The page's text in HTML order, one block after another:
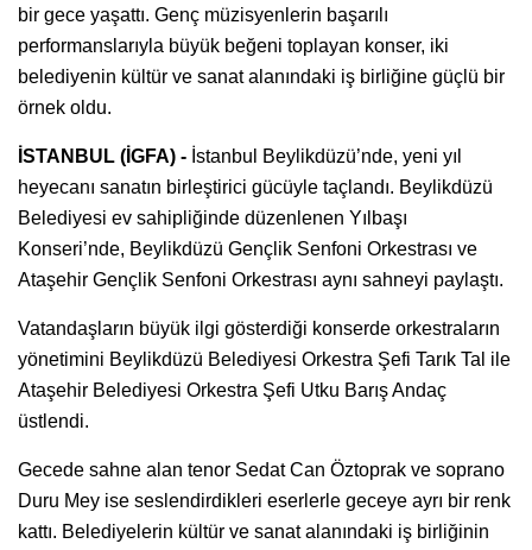
bir gece yaşattı. Genç müzisyenlerin başarılı
performanslarıyla büyük beğeni toplayan konser, iki
belediyenin kültür ve sanat alanındaki iş birliğine güçlü bir
örnek oldu.
İSTANBUL (İGFA) - İstanbul Beylikdüzü’nde, yeni yıl
heyecanı sanatın birleştirici gücüyle taçlandı. Beylikdüzü
Belediyesi ev sahipliğinde düzenlenen Yılbaşı
Konseri’nde, Beylikdüzü Gençlik Senfoni Orkestrası ve
Ataşehir Gençlik Senfoni Orkestrası aynı sahneyi paylaştı.
Vatandaşların büyük ilgi gösterdiği konserde orkestraların
yönetimini Beylikdüzü Belediyesi Orkestra Şefi Tarık Tal ile
Ataşehir Belediyesi Orkestra Şefi Utku Barış Andaç
üstlendi.
Gecede sahne alan tenor Sedat Can Öztoprak ve soprano
Duru Mey ise seslendirdikleri eserlerle geceye ayrı bir renk
kattı. Belediyelerin kültür ve sanat alanındaki iş birliğinin